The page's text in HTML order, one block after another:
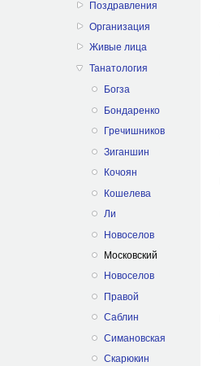
Поздравления
Организация
Живые лица
Танатология
Богза
Бондаренко
Гречишников
Зиганшин
Кочоян
Кошелева
Ли
Новоселов
Московский
Новоселов
Правой
Саблин
Симановская
Скарюкин